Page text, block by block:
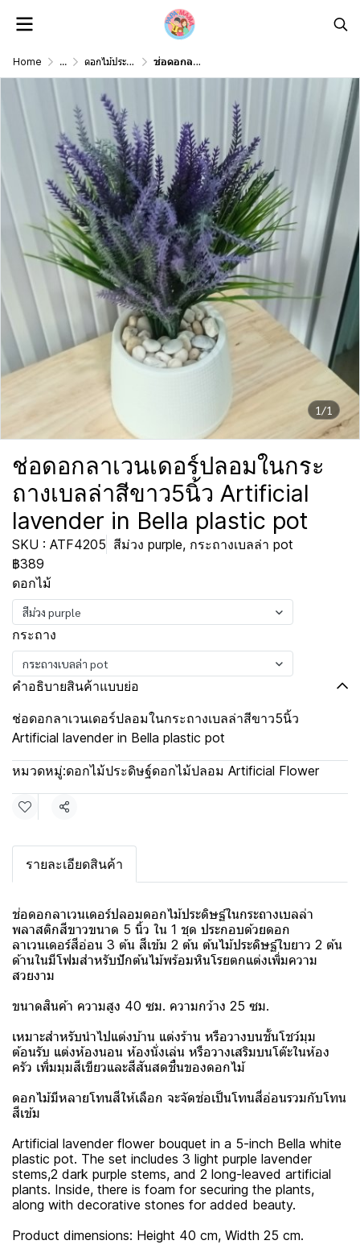
Home ... ดอกไม้ประดิษฐ์ดอกไม้ปลอม Artificial Flower ช่อดอกลาเวนเดอร์ปลอมในกระถางเบลล่าสีขาว5นิ้ว Artificial lavender in Bella plastic pot
1/1
ช่อดอกลาเวนเดอร์ปลอมในกระ
ถางเบลล่าสีขาว5นิ้ว Artificial
lavender in Bella plastic pot
SKU : ATF4205 สีม่วง purple, กระถางเบลล่า pot
฿389
ดอกไม้
สีม่วง purple
กระถาง
กระถางเบลล่า pot
คำอธิบายสินค้าแบบย่อ
ช่อดอกลาเวนเดอร์ปลอมในกระถางเบลล่าสีขาว5นิ้ว
Artificial lavender in Bella plastic pot
หมวดหมู่:ดอกไม้ประดิษฐ์ดอกไม้ปลอม Artificial Flower
แชร์
รายละเอียดสินค้า
ช่อดอกลาเวนเดอร์ปลอมดอกไม้ประดิษฐ์ในกระถางเบลล่า
พลาสติกสีขาวขนาด 5 นิ้ว ใน 1 ชุด ประกอบด้วยดอก
ลาเวนเดอร์สีอ่อน 3 ต้น สีเข้ม 2 ต้น ต้นไม้ประดิษฐ์ใบยาว 2 ต้น
ด้านในมีโฟมสำหรับปักต้นไม้พร้อมหินโรยตกแต่งเพิ่มความ
สวยงาม
ขนาดสินค้า ความสูง 40 ซม. ความกว้าง 25 ซม.
เหมาะสำหรับนำไปแต่งบ้าน แต่งร้าน หรือวางบนชั้นโชว์มุม
ต้อนรับ แต่งห้องนอน ห้องนั่งเล่น หรือวางเสริมบนโต๊ะในห้อง
ครัว เพิ่มมุมสีเขียวและสีสันสดชื่นของดอกไม้
ดอกไม้มีหลายโทนสีให้เลือก จะจัดช่อเป็นโทนสี่อ่อนรวมกับโทน
สีเข้ม
Artificial lavender flower bouquet in a 5-inch Bella white
plastic pot. The set includes 3 light purple lavender
stems,2 dark purple stems, and 2 long-leaved artificial
plants. Inside, there is foam for securing the plants,
along with decorative stones for added beauty.
Product dimensions: Height 40 cm, Width 25 cm.